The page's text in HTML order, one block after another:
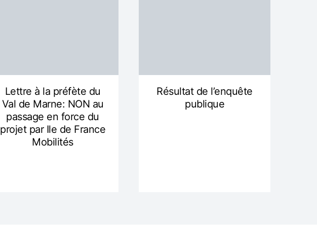
Lettre à la préfète du
Val de Marne: NON au
passage en force du
projet par Ile de France
Mobilités
Résultat de l’enquête
publique